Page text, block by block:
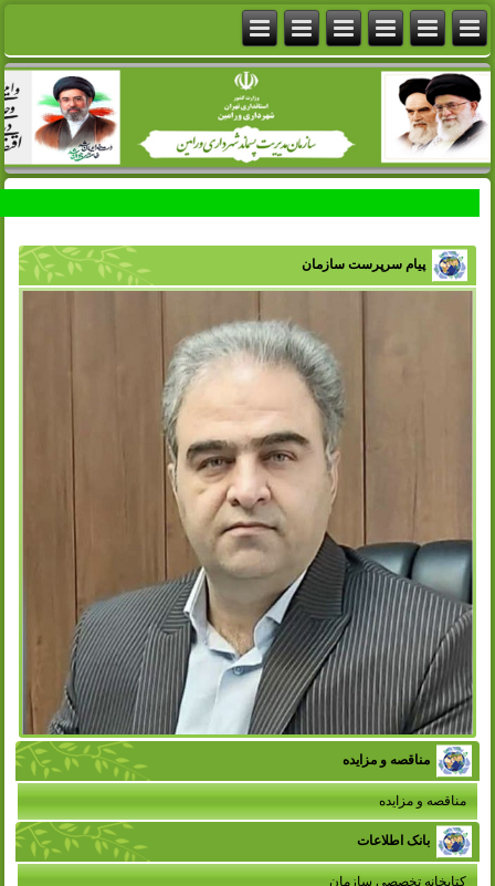
پیام سرپرست سازمان
مناقصه و مزایده
مناقصه و مزایده
بانک اطلاعات
کتابخانه تخصصی سازمان